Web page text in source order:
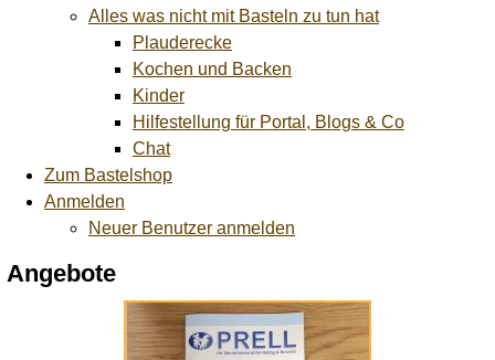
Alles was nicht mit Basteln zu tun hat
Plauderecke
Kochen und Backen
Kinder
Hilfestellung für Portal, Blogs & Co
Chat
Zum Bastelshop
Anmelden
Neuer Benutzer anmelden
Angebote